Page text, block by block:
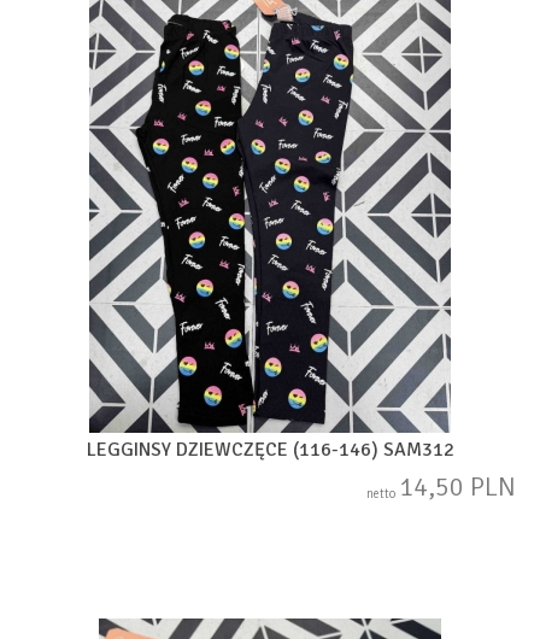
LEGGINSY DZIEWCZĘCE (116-146) SAM312
netto 14,50 PLN